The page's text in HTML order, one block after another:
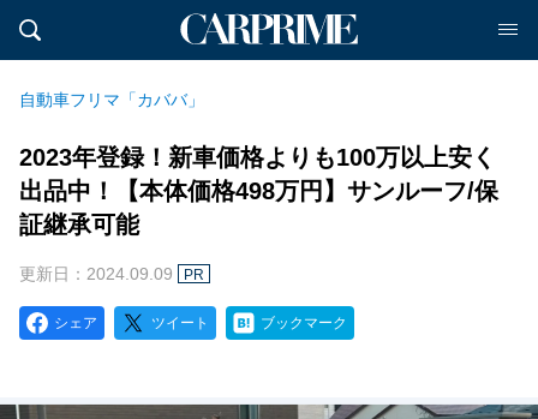
自動車フリマ「カババ」
2023年登録！新車価格よりも100万以上安く
出品中！【本体価格498万円】サンルーフ/保
証継承可能
更新日：2024.09.09 PR
シェア ツイート ブックマーク